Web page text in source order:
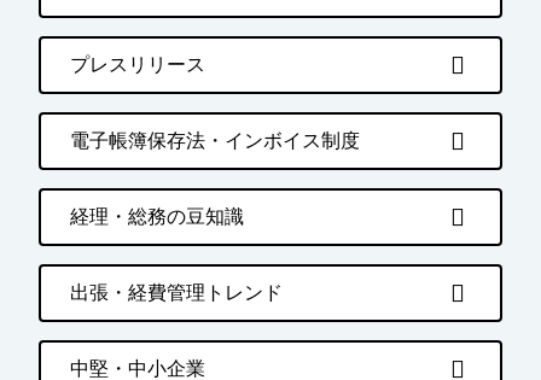
プレスリリース
電子帳簿保存法・インボイス制度
経理・総務の豆知識
出張・経費管理トレンド
中堅・中小企業